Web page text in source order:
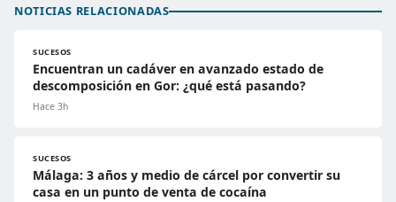
NOTICIAS RELACIONADAS
SUCESOS
Encuentran un cadáver en avanzado estado de
descomposición en Gor: ¿qué está pasando?
Hace 3h
SUCESOS
Málaga: 3 años y medio de cárcel por convertir su
casa en un punto de venta de cocaína